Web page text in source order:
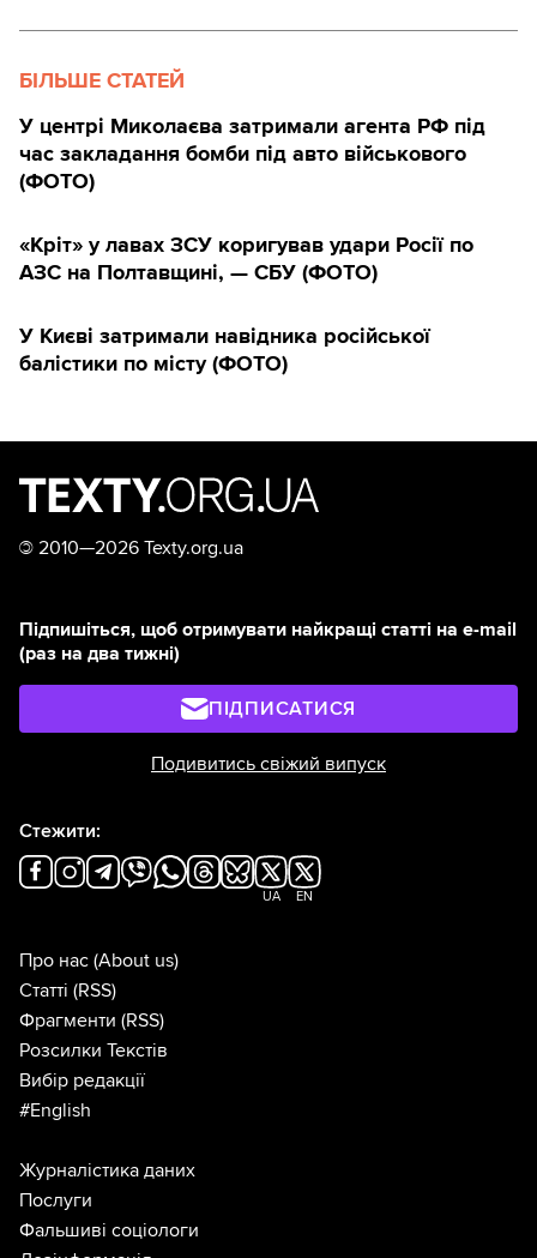
БІЛЬШЕ СТАТЕЙ
У центрі Миколаєва затримали агента РФ під
час закладання бомби під авто військового
(ФОТО)
«Кріт» у лавах ЗСУ коригував удари Росії по
АЗС на Полтавщині, — СБУ (ФОТО)
У Києві затримали навідника російської
балістики по місту (ФОТО)
© 2010—2026 Texty.org.ua
Підпишіться, щоб отримувати найкращі статті на e-mail
(раз на два тижні)
ПІДПИСАТИСЯ
Подивитись свіжий випуск
Стежити:
UA EN
Про нас (About us)
Статті (RSS)
Фрагменти (RSS)
Розсилки Текстів
Вибір редакції
#English
Журналістика даних
Послуги
Фальшиві соціологи